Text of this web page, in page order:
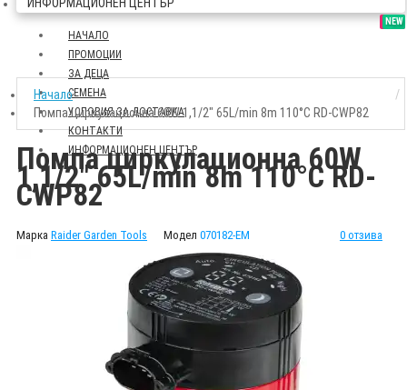
ИНФОРМАЦИОНЕН ЦЕНТЪР
НАЧАЛО
SALE
ПРОМОЦИИ
NEW
ЗА ДЕЦА
СЕМЕНА
УСЛОВИЯ ЗА ДОСТАВКА
КОНТАКТИ
ИНФОРМАЦИОНЕН ЦЕНТЪР
Начало
Помпа циркулационна 60W 1,1/2" 65L/min 8m 110°C RD-CWP82
Помпа циркулационна 60W
1,1/2" 65L/min 8m 110°C RD-
CWP82
Марка Raider Garden Tools Модел 070182-EM 0 отзива